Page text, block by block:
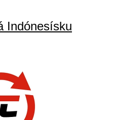
Indónesísku